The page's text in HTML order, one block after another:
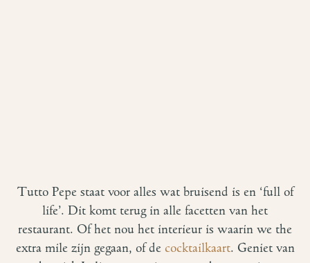
Tutto Pepe staat voor alles wat bruisend is en ‘full of
life’. Dit komt terug in alle facetten van het
restaurant. Of het nou het interieur is waarin we the
extra mile zijn gegaan, of de cocktailkaart. Geniet van